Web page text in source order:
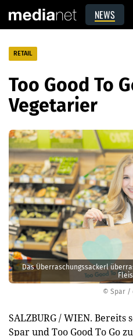
NEWS
© Spar /
Das Überraschungssackerl
RETAIL
Too Good To
Vegetarier
SALZBURG / WIEN.
Spar und Too Good To Go